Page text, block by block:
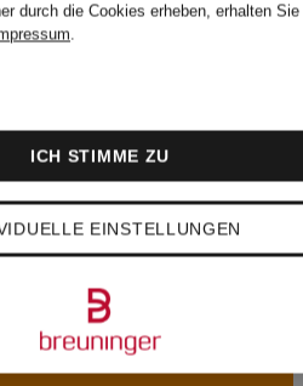
Rückgabe
durch die Cookies erheben, erhalten
.
EINSTELLUNGEN
ICH STIMME ZU